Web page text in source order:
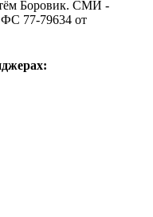
Боровик. CМИ -
77-79634 от